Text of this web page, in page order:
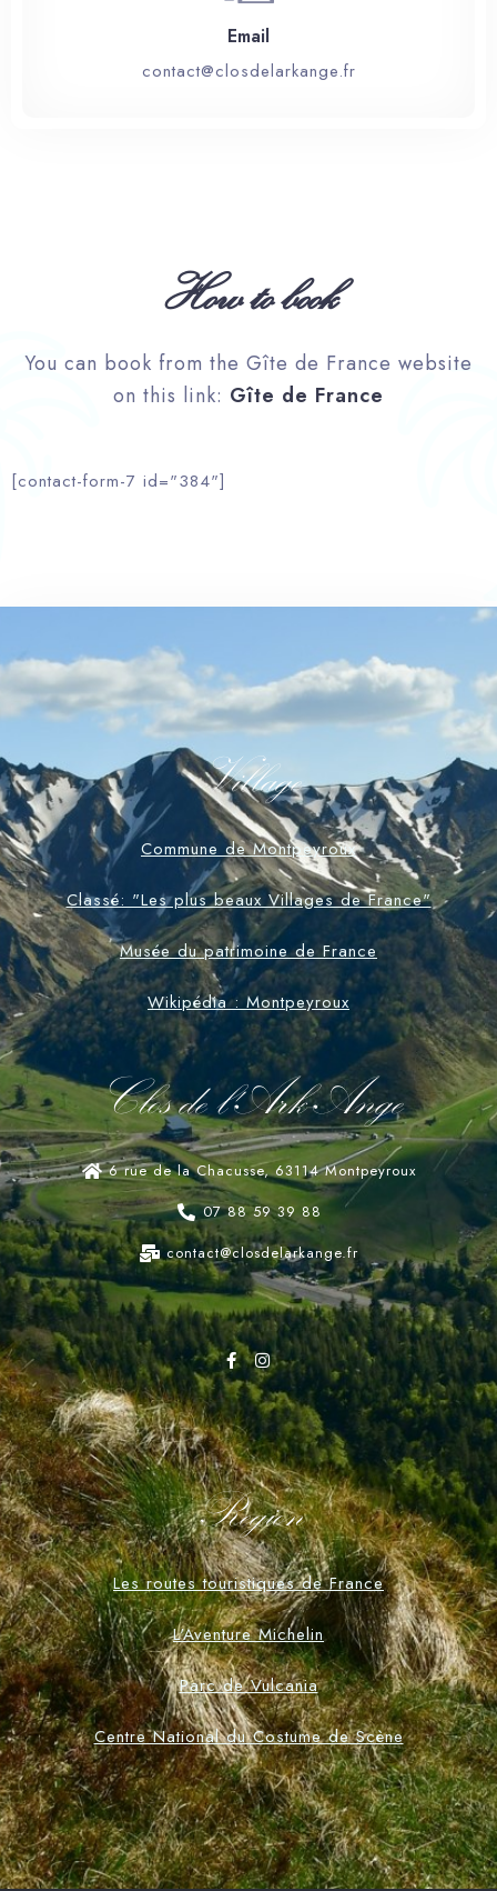
Email
contact@closdelarkange.fr
How to book
You can book from the Gîte de France website
on this link: Gîte de France
[contact-form-7 id="384"]
Village
Commune de Montpeyroux
Classé: "Les plus beaux Villages de France"
Musée du patrimoine de France
Wikipédia : Montpeyroux
Clos de l'Ark-Ange
6 rue de la Chacusse, 63114 Montpeyroux
07 88 59 39 88
contact@closdelarkange.fr
Region
Les routes touristiques de France
L'Aventure Michelin
Parc de Vulcania
Centre National du Costume de Scène